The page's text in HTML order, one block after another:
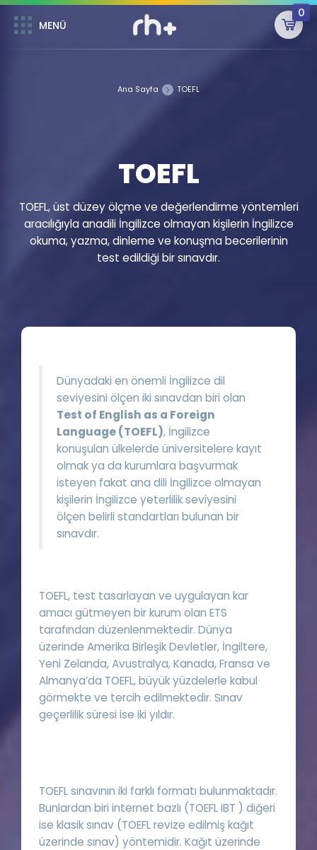
MENÜ
0
GİRİŞ YAP
ÜYE DEĞİLİM
MENÜ
Kitaplar ve Kaynaklar
Faydalı Araçlar
Ücretsiz Kaynaklar
Puan Hesaplama
ÖSYM Sınav Takvimi
Kampanyalar
Blog
İngilizce Gramer
İngilizce Gramer
Ana Sayfa TOEFL
TOEFL
TOEFL, üst düzey ölçme ve değerlendirme yöntemleri
aracılığıyla anadili İngilizce olmayan kişilerin İngilizce
okuma, yazma, dinleme ve konuşma becerilerinin
test edildiği bir sınavdır.
Dünyadaki en önemli İngilizce dil
seviyesini ölçen iki sınavdan biri olan
Test of English as a Foreign
Language (TOEFL), İngilizce
konuşulan ülkelerde üniversitelere kayıt
olmak ya da kurumlara başvurmak
isteyen fakat ana dili İngilizce olmayan
kişilerin İngilizce yeterlilik seviyesini
ölçen belirli standartları bulunan bir
sınavdır.
TOEFL, test tasarlayan ve uygulayan kar
amacı gütmeyen bir kurum olan ETS
tarafından düzenlenmektedir. Dünya
üzerinde Amerika Birleşik Devletler, İngiltere,
Yeni Zelanda, Avustralya, Kanada, Fransa ve
Almanya’da TOEFL, büyük yüzdelerle kabul
görmekte ve tercih edilmektedir. Sınav
geçerlilik süresi ise iki yıldır.
TOEFL sınavının iki farklı formatı bulunmaktadır.
Bunlardan biri internet bazlı (TOEFL iBT ) diğeri
ise klasik sınav (TOEFL revize edilmiş kağıt
üzerinde sınav) yöntemidir. Kağıt üzerinde